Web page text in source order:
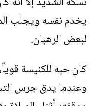
يخدم نفسه ويجلب
لبعض الرهبان.
كان حبه للكنيسة
وعندما يدق جرس